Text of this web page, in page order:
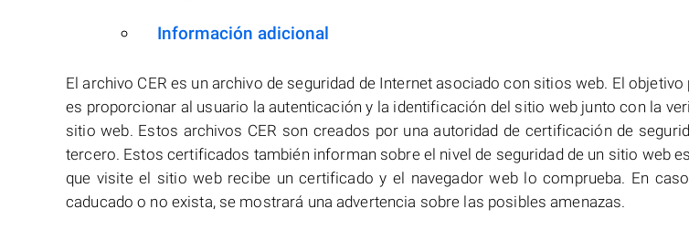
Información adicional
El archivo CER es un archivo de seguridad de Internet asociado con sitios web. El
es proporcionar al usuario la autenticación y la identificación del sitio web junto con la
sitio web. Estos archivos CER son creados por una autoridad de certificación de
tercero. Estos certificados también informan sobre el nivel de seguridad de un sitio web
que visite el sitio web recibe un certificado y el navegador web lo comprueba. En
caducado o no exista, se mostrará una advertencia sobre las posibles amenazas.